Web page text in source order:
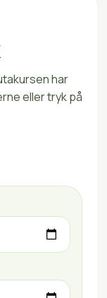
har
eller tryk på